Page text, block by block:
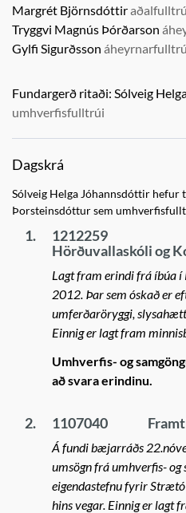
Margrét Björnsdóttir
Tryggvi Magnús Þórðarson
Gylfi Sigurðsson
Fundargerð ritaði: Sólveig
umhverfisfulltrúi
Dagskrá
Sólveig Helga Jóhannsdóttir
Þorsteinsdóttur sem
1.
1212259
Hörðuvallaskóli og
Lagt fram erindi frá íbúa í
2012. Þar sem óskað er
umferðaröryggi,
Einnig er lagt fram
Umhverfis- og
að svara erindinu.
2. 1107040
Á fundi bæjarráðs
umsögn frá umhverfis- og
eigendastefnu fyrir Strætó
hins vegar. Einnig er lagt